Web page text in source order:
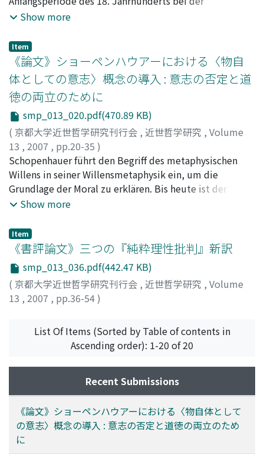
Ausprägung des sogenannten Satzes vom zureichenden
Christian Wolff im Felde der Metaphysik eingebürgert
wurde. Im vorliegenden Beitrag wird versucht, die
Grundfrage der Vernunftkritik als Entwicklungsform von
Kants Auseinandersetzung mit dieser Frage und mit
diesem Satz selbst in seiner ersten metaphysischen
Schrift Principiorum primorum cognitionis
metaphysicae nova dilucidatio von 1755 von neuem
aufzunehmen. Die hier gemeinte Grundfrage der
Vernunftkritik ist selbstverständlich jene Frage nach der
Möglichkeit der apriorischen Synthesis : "Wie sind
synthetische Urteile a priori möglich?" Dabei wird
zunächst auf eine orientierende Rolle der Formulierung
des Satzes vom Grund von Kants Lehrer, Martin
Knutzen, ein ganz neues Licht geworfen. Aufgrund der
Vorlesungsnachschriften werden sodann sowohl die
Kontinuität der Kantischen Denkbewegung einerseits,
als auch andererseits, die Notwendigkeit seiner
Umwandlung bzw. Selbstkorrektur, die auf eine
ursprünglich in Kants Frühgedanken versteckte
rekonstruiert. Damit wird weiterhin geklärt, dass der
ganze Vorgang der Kantischen Denkbewegung selbst,
die am Ende zur Vernunftkritik bzw. Grundlegung des
Prinzips der Kausalität gelangte, auf die Ursache
zurückgeführt werden kann, dass sie von der
ursprünglichen Kritik des Begriffs des Grundes
(Ursache) getrieben wurde.
Show more
Item
《論文》ショーペンハウアーにおける〈物自
体としての意志〉概念の導入 : 意志の否定と道
徳の両立のために
smp_013_020.pdf(470.89 KB)
( 京都大学近世哲学研究刊行会 , 近世哲学研究 , Volume
13 , 2007 , pp.20-35 )
多田, 光宏;TADA, Mitsuhiro;タダ, ミツヒロ
Schopenhauer führt den Begriff des metaphysischen
Willens in seiner Willensmetaphysik ein, um die
Grundlage der Moral zu erklären. Bis heute ist der
metaphysische Wille als Substanz oft verstanden
des Willens für absolutes Nichts halten muss, obwohl
Schopenhauer existierende Personen, St. Francesco
d'Assisi u.s.w., als Beispiele anführt, welche die
Verneinug des Willens erreichen. Dann brauchen wir
einen anderen Weg, die Aporie zu lösen; er ist, den
metaphysischen Willen als Ding an sich zu betrachten.
Zusammenhangs des Selbst zu den Anderen, weil man,
jene Interpretation angenommen, auf die Frage stößt,
nur als Vorstellung gegeben werden. Zwar erklärt
unsymmetrische Bezihung des Selbst zu den Anderen
erstlich festhält. Aber er behauptet, dass solcher
Egoisumus, durch Beweise nimmermehr zu widerlegen'
ist. Andererseits wird die Identität des Selbst mit den
Show more
Item
《書評論文》三つの『純粋理性批判』新訳
smp_013_036.pdf(442.47 KB)
( 京都大学近世哲学研究刊行会 , 近世哲学研究 , Volume
13 , 2007 , pp.36-54)
List Of Items (Sorted by Table of contents in
Ascending order): 1-20 of 20
Recent Submissions
《論文》ショーペンハウアーにおける〈物自体として
の意志〉概念の導入 : 意志の否定と道徳の両立のため
に